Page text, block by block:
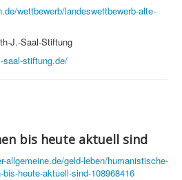
wettbewerb/landeswettbewerb-alte-
J.-Saal-Stiftung
saal-stiftung.de/
bis heute aktuell sind
allgemeine.de/geld-leben/humanistische-
heute-aktuell-sind-108968416